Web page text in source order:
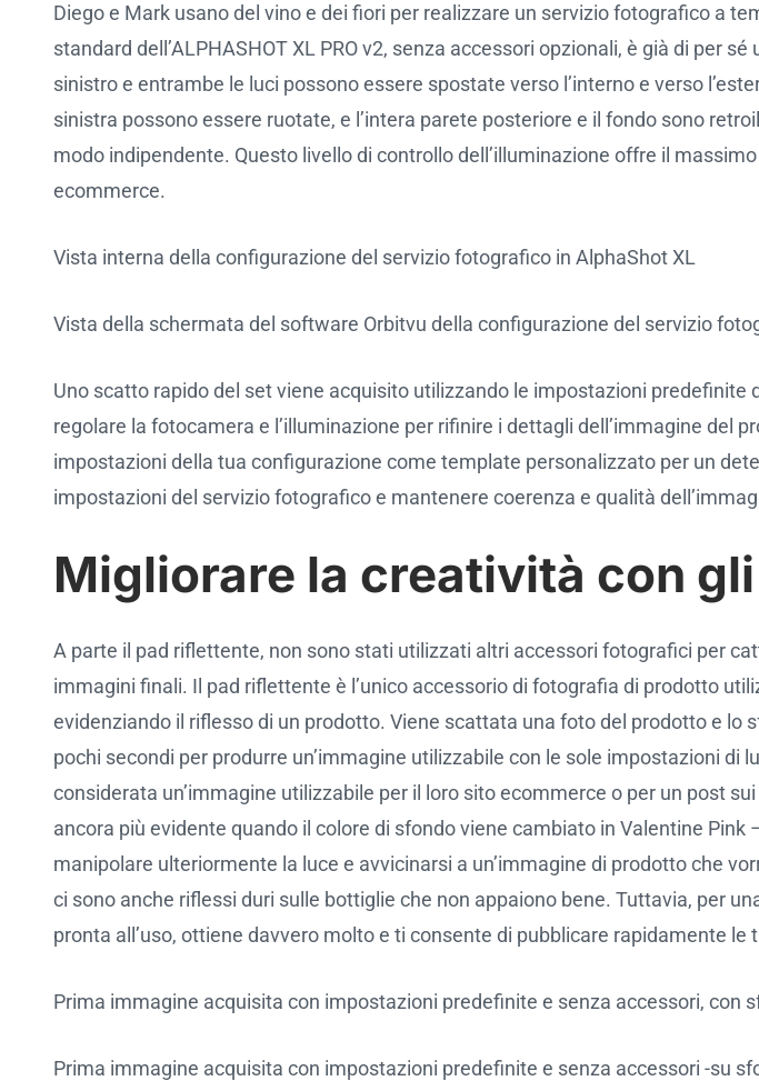
Diego e Mark usano del vino e dei fiori per realizzare un servizio fotografico a
standard dell’ALPHASHOT XL PRO v2, senza accessori opzionali, è già di per
sinistro e entrambe le luci possono essere spostate verso l’interno e verso
sinistra possono essere ruotate, e l’intera parete posteriore e il fondo sono
modo indipendente. Questo livello di controllo dell’illuminazione offre il
ecommerce.
Vista interna della configurazione del servizio fotografico in AlphaShot XL
Vista della schermata del software Orbitvu della configurazione del servizio
Uno scatto rapido del set viene acquisito utilizzando le impostazioni
regolare la fotocamera e l’illuminazione per rifinire i dettagli dell’immagine del
impostazioni della tua configurazione come template personalizzato per un
impostazioni del servizio fotografico e mantenere coerenza e qualità
Migliorare la creatività con
A parte il pad riflettente, non sono stati utilizzati altri accessori fotografici per
immagini finali. Il pad riflettente è l’unico accessorio di fotografia di prodotto
evidenziando il riflesso di un prodotto. Viene scattata una foto del prodotto e
pochi secondi per produrre un’immagine utilizzabile con le sole impostazioni
considerata un’immagine utilizzabile per il loro sito ecommerce o per un post
ancora più evidente quando il colore di sfondo viene cambiato in Valentine
manipolare ulteriormente la luce e avvicinarsi a un’immagine di prodotto che
ci sono anche riflessi duri sulle bottiglie che non appaiono bene. Tuttavia, per
pronta all’uso, ottiene davvero molto e ti consente di pubblicare rapidamente
Prima immagine acquisita con impostazioni predefinite e senza accessori, con
Prima immagine acquisita con impostazioni predefinite e senza accessori -su